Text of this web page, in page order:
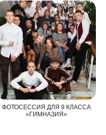
ФОТОСЕССИЯ ДЛЯ 9 КЛАССА
«ГИМНАЗИЯ»